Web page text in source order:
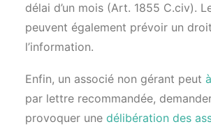
délai d’un mois (Art. 1855 C.civ).
peuvent également prévoir un
l’information.
Enfin, un associé non gérant peut
par lettre recommandée,
provoquer une délibération des